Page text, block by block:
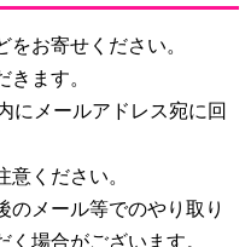
お寄せください。
ます。
にメールアドレス宛に回
意ください。
のメール等でのやり取り
場合がございます。